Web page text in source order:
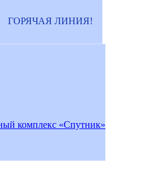
ГОРЯЧАЯ ЛИНИЯ!
комплекс «Спутник»